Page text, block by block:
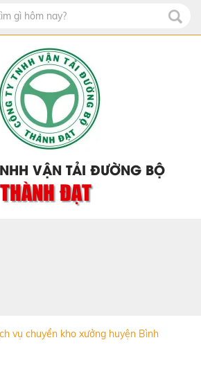
VẬN TẢI ĐƯỜNG BỘ
THÀNH ĐẠT
vụ chuyển kho xưởng huyện Bình